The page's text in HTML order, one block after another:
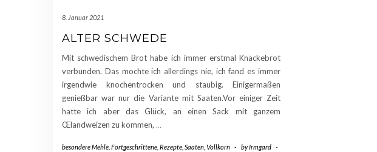
8. Januar 2021
ALTER SCHWEDE
Mit schwedischem Brot habe ich immer erstmal Knäckebrot
verbunden. Das mochte ich allerdings nie, ich fand es immer
irgendwie knochentrocken und staubig. Einigermaßen
genießbar war nur die Variante mit Saaten.Vor einiger Zeit
hatte ich aber das Glück, an einen Sack mit ganzem
Œlandweizen zu kommen, …
besondere Mehle Fortgeschrittene Rezepte Saaten Vollkorn - byIrmgard -